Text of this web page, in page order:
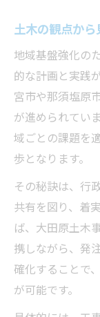
土木の観点か
地域基盤強化の
的な計画と実践
宮市や那須塩原
が進められてい
域ごとの課題を
歩となります。
その秘訣は、行
共有を図り、着
ば、大田原土木
携しながら、発
確化することで
が可能です。